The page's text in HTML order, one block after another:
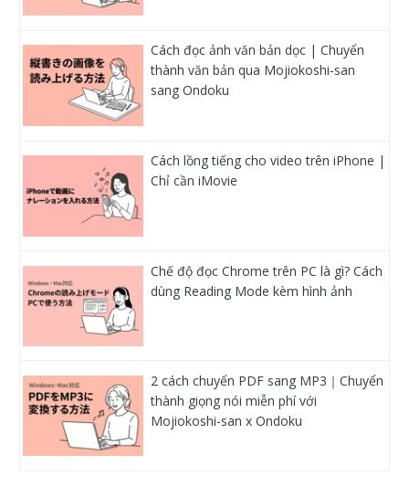
Cách đọc ảnh văn bản dọc | Chuyển
thành văn bản qua Mojiokoshi-san
sang Ondoku
Cách lồng tiếng cho video trên iPhone |
Chỉ cần iMovie
Chế độ đọc Chrome trên PC là gì? Cách
dùng Reading Mode kèm hình ảnh
2 cách chuyển PDF sang MP3｜Chuyển
thành giọng nói miễn phí với
Mojiokoshi-san x Ondoku